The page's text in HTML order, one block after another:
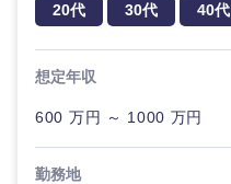
20代 30代 40代
想定年収
600 万円 ～ 1000 万円
勤務地